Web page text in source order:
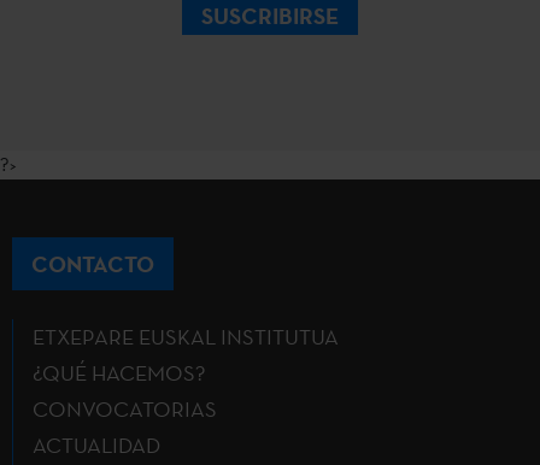
SUSCRIBIRSE
?>
CONTACTO
ETXEPARE EUSKAL INSTITUTUA
¿QUÉ HACEMOS?
CONVOCATORIAS
ACTUALIDAD